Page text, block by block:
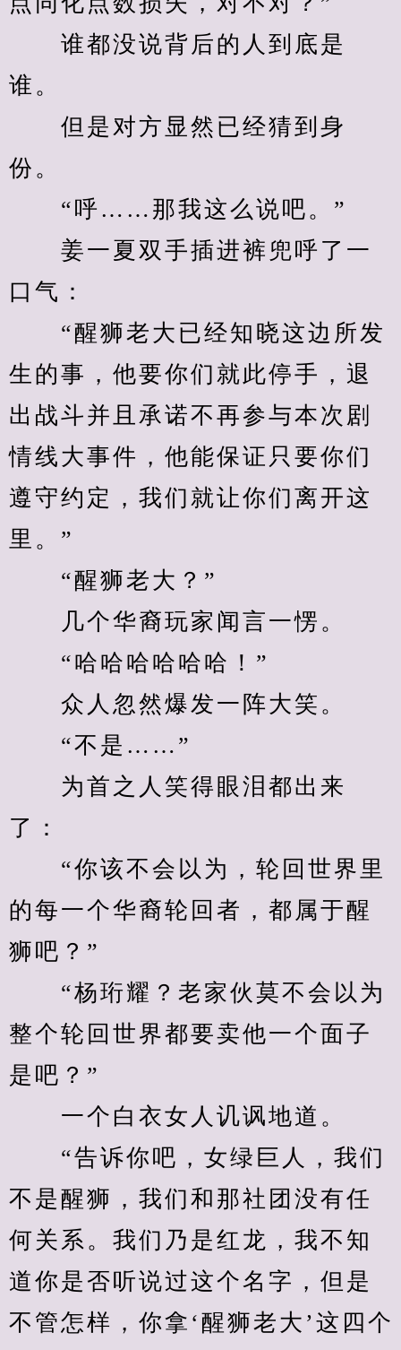
谁都没说背后的人到底是
谁。
但是对方显然已经猜到身
份。
“呼……那我这么说吧。”
姜一夏双手插进裤兜呼了一
口气：
“醒狮老大已经知晓这边所发
生的事，他要你们就此停手，退
出战斗并且承诺不再参与本次剧
情线大事件，他能保证只要你们
遵守约定，我们就让你们离开这
里。”
“醒狮老大？”
几个华裔玩家闻言一愣。
“哈哈哈哈哈哈！”
众人忽然爆发一阵大笑。
“不是……”
为首之人笑得眼泪都出来
了：
“你该不会以为，轮回世界里
的每一个华裔轮回者，都属于醒
狮吧？”
“杨珩耀？老家伙莫不会以为
整个轮回世界都要卖他一个面子
是吧？”
一个白衣女人讥讽地道。
“告诉你吧，女绿巨人，我们
不是醒狮，我们和那社团没有任
何关系。我们乃是红龙，我不知
道你是否听说过这个名字，但是
不管怎样，你拿‘醒狮老大’这四个